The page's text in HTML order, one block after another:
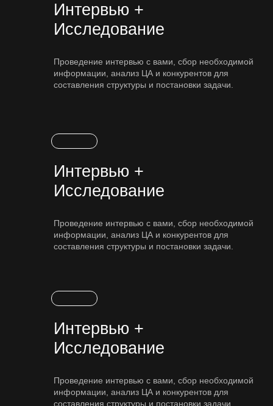
Интервью +
Исследование
Проведение интервью с вами, сбор необходимой
информации, анализ ЦА и конкурентов для
составления структуры и постановки задачи.
Интервью +
Исследование
Проведение интервью с вами, сбор необходимой
информации, анализ ЦА и конкурентов для
составления структуры и постановки задачи.
Интервью +
Исследование
Проведение интервью с вами, сбор необходимой
информации, анализ ЦА и конкурентов для
составления структуры и постановки задачи.
Вот сайт и закончился!
конфиденциальности
*meta, запрещённая в РФ организация